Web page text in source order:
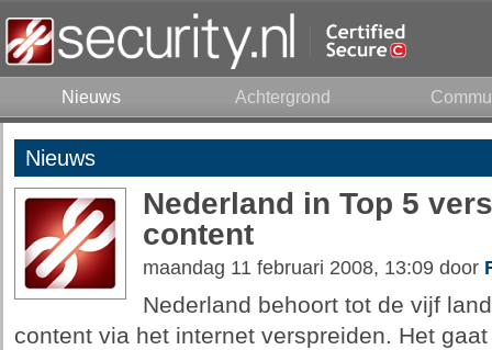
Nieuws Achtergrond
Nieuws
Nederland in Top 5
content
maandag 11 februari 2008, 13:09 door
Nederland behoort tot de vijf
content via het internet verspreiden. Het